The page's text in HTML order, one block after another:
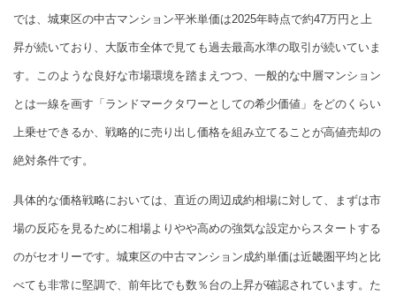
では、城東区の中古マンション平米単価は2025年時点で約47万円と上
昇が続いており、大阪市全体で見ても過去最高水準の取引が続いていま
す。このような良好な市場環境を踏まえつつ、一般的な中層マンション
とは一線を画す「ランドマークタワーとしての希少価値」をどのくらい
上乗せできるか、戦略的に売り出し価格を組み立てることが高値売却の
絶対条件です。
具体的な価格戦略においては、直近の周辺成約相場に対して、まずは市
場の反応を見るために相場よりやや高めの強気な設定からスタートする
のがセオリーです。城東区の中古マンション成約単価は近畿圏平均と比
べても非常に堅調で、前年比でも数％台の上昇が確認されています。た